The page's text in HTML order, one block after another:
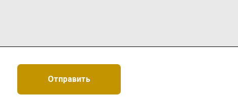
Отправить